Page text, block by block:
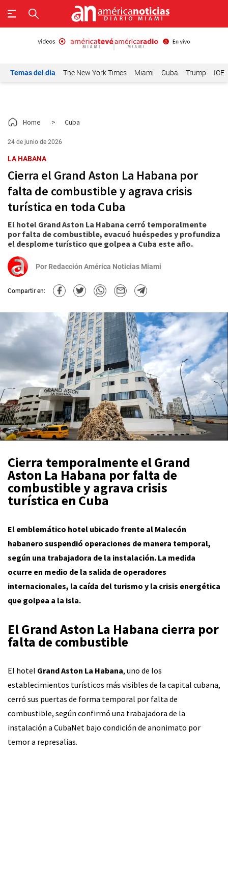
Temas del día The New York Times Miami Cuba Trump ICE
Home > Cuba
24 de junio de 2026
LA HABANA
Cierra el Grand Aston La Habana por
falta de combustible y agrava crisis
turística en toda Cuba
El hotel Grand Aston La Habana cerró temporalmente
por falta de combustible, evacuó huéspedes y profundiza
el desplome turístico que golpea a Cuba este año.
Por Redacción América Noticias Miami
Compartir en:
Cierra temporalmente el Grand
Aston La Habana por falta de
combustible y agrava crisis
turística en Cuba
El emblemático hotel ubicado frente al Malecón
habanero suspendió operaciones de manera temporal,
según una trabajadora de la instalación. La medida
ocurre en medio de la salida de operadores
internacionales, la caída del turismo y la crisis energética
que golpea a la isla.
El Grand Aston La Habana cierra por
falta de combustible
El hotel Grand Aston La Habana, uno de los
establecimientos turísticos más visibles de la capital cubana,
cerró sus puertas de forma temporal por falta de
combustible, según confirmó una trabajadora de la
instalación a CubaNet bajo condición de anonimato por
temor a represalias.